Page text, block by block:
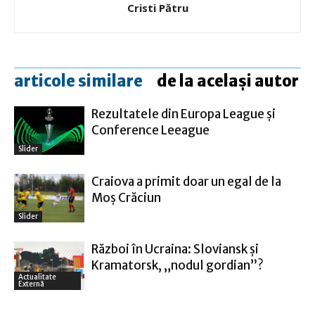
Cristi Pătru
articole similare de la același autor
Slider
Rezultatele din Europa League şi
Conference Leeague
Slider
Craiova a primit doar un egal de la
Moş Crăciun
Actualitate
Externă
Război în Ucraina: Sloviansk şi
Kramatorsk, „nodul gordian”?